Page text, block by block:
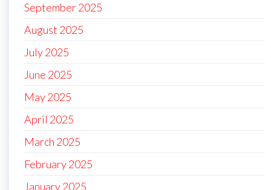
September 2025
August 2025
July 2025
June 2025
May 2025
April 2025
March 2025
February 2025
January 2025